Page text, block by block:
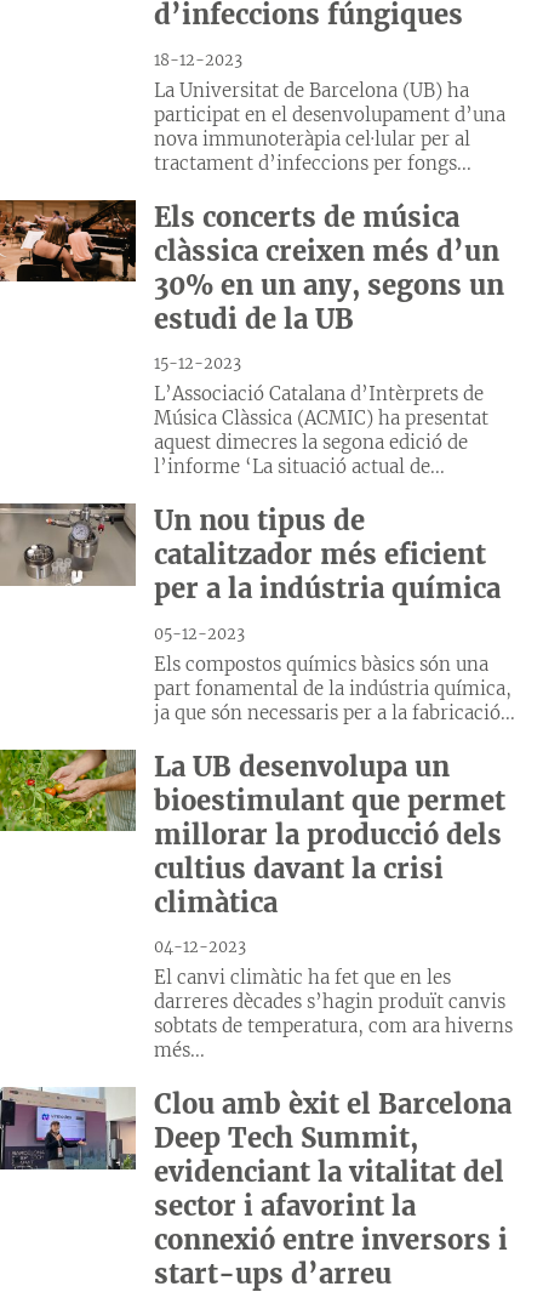
d’infeccions fúngiques
18-12-2023
La Universitat de Barcelona (UB) ha
participat en el desenvolupament d’una
nova immunoteràpia cel·lular per al
tractament d’infeccions per fongs...
Els concerts de música
clàssica creixen més d’un
30% en un any, segons un
estudi de la UB
15-12-2023
L’Associació Catalana d’Intèrprets de
Música Clàssica (ACMIC) ha presentat
aquest dimecres la segona edició de
l’informe ‘La situació actual de...
Un nou tipus de
catalitzador més eficient
per a la indústria química
05-12-2023
Els compostos químics bàsics són una
part fonamental de la indústria química,
ja que són necessaris per a la fabricació...
La UB desenvolupa un
bioestimulant que permet
millorar la producció dels
cultius davant la crisi
climàtica
04-12-2023
El canvi climàtic ha fet que en les
darreres dècades s’hagin produït canvis
sobtats de temperatura, com ara hiverns
més...
Clou amb èxit el Barcelona
Deep Tech Summit,
evidenciant la vitalitat del
sector i afavorint la
connexió entre inversors i
start-ups d’arreu